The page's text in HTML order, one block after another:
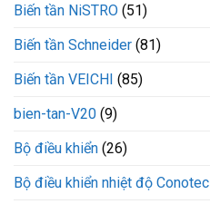
Biến tần NiSTRO (51)
Biến tần Schneider (81)
Biến tần VEICHI (85)
bien-tan-V20 (9)
Bộ điều khiển (26)
Bộ điều khiển nhiệt độ Conotec